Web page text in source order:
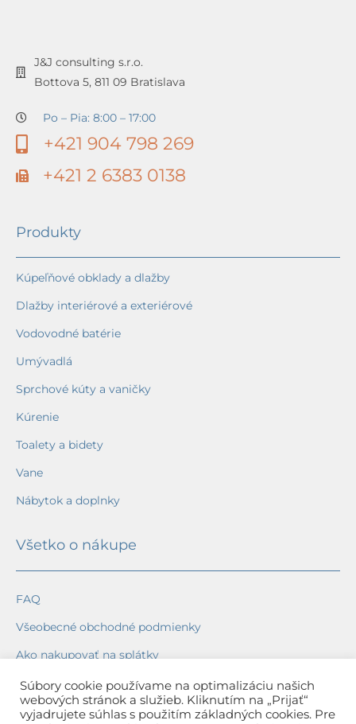
J&J consulting s.r.o.
Bottova 5, 811 09 Bratislava
Po – Pia: 8:00 – 17:00
+421 904 798 269
+421 2 6383 0138
Produkty
Kúpeľňové obklady a dlažby
Dlažby interiérové a exteriérové
Vodovodné batérie
Umývadlá
Sprchové kúty a vaničky
Kúrenie
Toalety a bidety
Vane
Nábytok a doplnky
Všetko o nákupe
FAQ
Všeobecné obchodné podmienky
Ako nakupovať na splátky
Ochrana osobných údajov
Reklamačný poriadok
Súbory cookie používame na optimalizáciu našich
webových stránok a služieb. Kliknutím na „Prijať“
vyjadrujete súhlas s použitím základných cookies. Pre